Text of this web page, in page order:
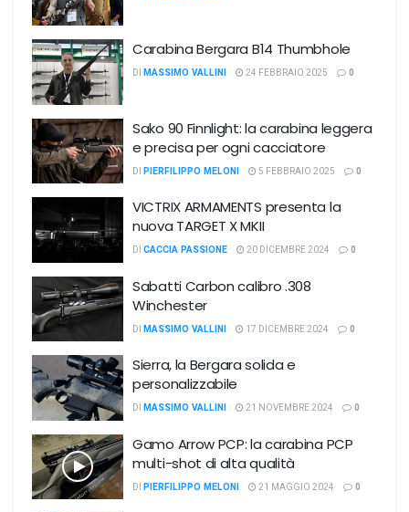
Carabina Bergara B14 Thumbhole
DI MASSIMO VALLINI 24 FEBBRAIO 2025 0
Sako 90 Finnlight: la carabina leggera
e precisa per ogni cacciatore
DI PIERFILIPPO MELONI 5 FEBBRAIO 2025 0
VICTRIX ARMAMENTS presenta la
nuova TARGET X MKII
DI CACCIA PASSIONE 20 DICEMBRE 2024 0
Sabatti Carbon calibro .308
Winchester
DI MASSIMO VALLINI 17 DICEMBRE 2024 0
Sierra, la Bergara solida e
personalizzabile
DI MASSIMO VALLINI 21 NOVEMBRE 2024 0
Gamo Arrow PCP: la carabina PCP
multi-shot di alta qualità
DI PIERFILIPPO MELONI 21 MAGGIO 2024 0